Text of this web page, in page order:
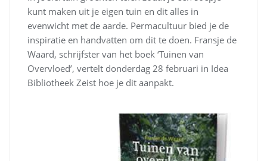
kunt maken uit je eigen tuin en dit alles in
evenwicht met de aarde. Permacultuur bied je de
inspiratie en handvatten om dit te doen. Fransje de
Waard, schrijfster van het boek ‘Tuinen van
Overvloed’, vertelt donderdag 28 februari in Idea
Bibliotheek Zeist hoe je dit aanpakt.